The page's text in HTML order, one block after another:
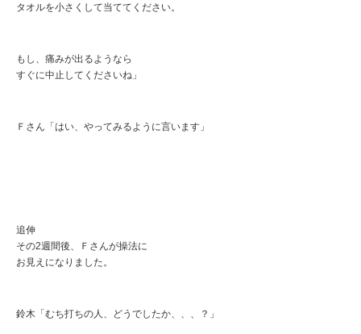
タオルを小さくして当ててください。
もし、痛みが出るようなら
すぐに中止してくださいね」
Ｆさん「はい、やってみるように言います」
追伸
その2週間後、Ｆさんが操法に
お見えになりました。
鈴木「むち打ちの人、どうでしたか、、、？」